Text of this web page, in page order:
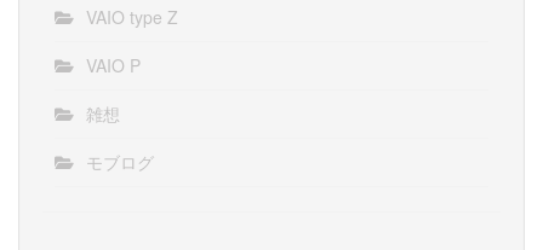
VAIO type Z
VAIO P
雑想
モブログ